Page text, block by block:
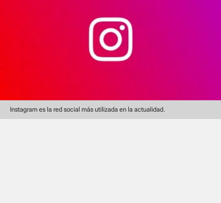
Instagram es la red social más utilizada en la actualidad.